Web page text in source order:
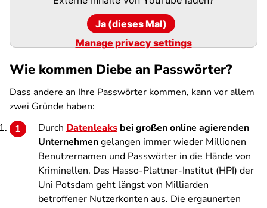
Ja (dieses Mal)
Manage privacy settings
Wie kommen Diebe an Passwörter?
Dass andere an Ihre Passwörter kommen, kann vor allem
zwei Gründe haben:
Durch Datenleaks bei großen online agierenden
Unternehmengelangen immer wieder Millionen
Benutzernamen und Passwörter in die Hände von
Kriminellen. Das Hasso-Plattner-Institut (HPI) der
Uni Potsdam geht längst von Milliarden
betroffener Nutzerkonten aus. Die ergaunerten